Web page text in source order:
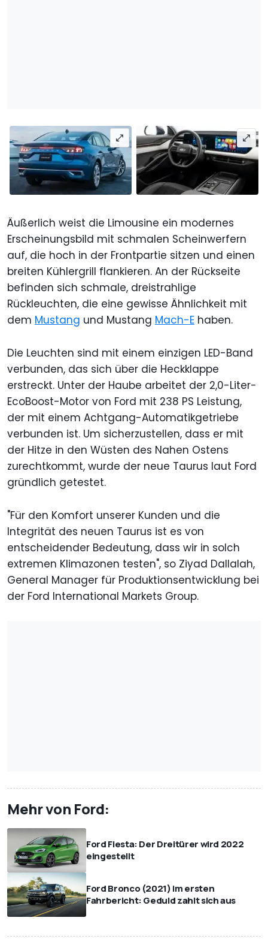
Äußerlich weist die Limousine ein modernes
Erscheinungsbild mit schmalen Scheinwerfern
auf, die hoch in der Frontpartie sitzen und einen
breiten Kühlergrill flankieren. An der Rückseite
befinden sich schmale, dreistrahlige
Rückleuchten, die eine gewisse Ähnlichkeit mit
dem Mustang und Mustang Mach-E haben.
Die Leuchten sind mit einem einzigen LED-Band
verbunden, das sich über die Heckklappe
erstreckt. Unter der Haube arbeitet der 2,0-Liter-
EcoBoost-Motor von Ford mit 238 PS Leistung,
der mit einem Achtgang-Automatikgetriebe
verbunden ist. Um sicherzustellen, dass er mit
der Hitze in den Wüsten des Nahen Ostens
zurechtkommt, wurde der neue Taurus laut Ford
gründlich getestet.
"Für den Komfort unserer Kunden und die
Integrität des neuen Taurus ist es von
entscheidender Bedeutung, dass wir in solch
extremen Klimazonen testen", so Ziyad Dallalah,
General Manager für Produktionsentwicklung bei
der Ford International Markets Group.
Mehr von Ford:
Ford Fiesta: Der Dreitürer wird 2022
eingestellt
Ford Bronco (2021) im ersten
Fahrbericht: Geduld zahlt sich aus